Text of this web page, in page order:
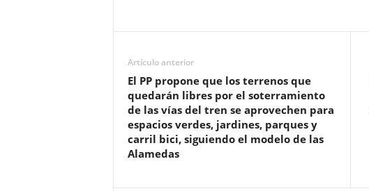
Artículo anterior
El PP propone que los terrenos que
quedarán libres por el soterramiento
de las vías del tren se aprovechen para
espacios verdes, jardines, parques y
carril bici, siguiendo el modelo de las
Alamedas